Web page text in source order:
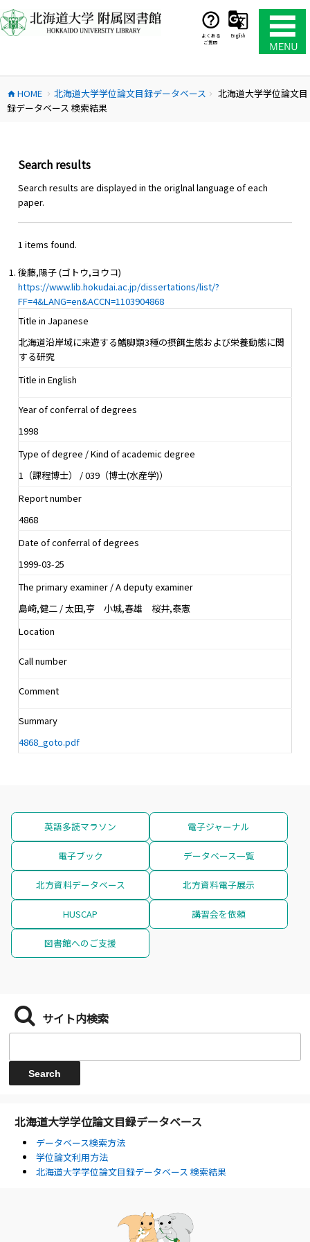
ン
テ
ス
キ
よくある
ご質問
English
home HOME chevron_right 北海道大学学位論文目録データベース chevron_right
北海道大学学位論文目
録データベース 検索結果
Search results
Search results are displayed in the origlnal language of each
paper.
1 items found.
後藤,陽子 (ゴトウ,ヨウコ)
https://www.lib.hokudai.ac.jp/dissertations/list/?
FF=4&LANG=en&ACCN=1103904868
Title in Japanese
北海道沿岸域に来遊する鰭脚類3種の摂餌生態および栄養動態に関
する研究
Title in English
Year of conferral of degrees
1998
Type of degree / Kind of academic degree
1（課程博士） / 039（博士(水産学)）
Report number
4868
Date of conferral of degrees
1999-03-25
The primary examiner / A deputy examiner
島崎,健二 / 太田,亨 小城,春雄 桜井,泰憲
Location
Call number
Comment
Summary
4868_goto.pdf
英語多読マラソン 電子ジャーナル
電子ブック データベース一覧
北方資料データベース 北方資料電子展示
HUSCAP 講習会を依頼
図書館へのご支援
サイト内検索
北海道大学学位論文目録データベース
データベース検索方法
学位論文利用方法
北海道大学学位論文目録データベース 検索結果